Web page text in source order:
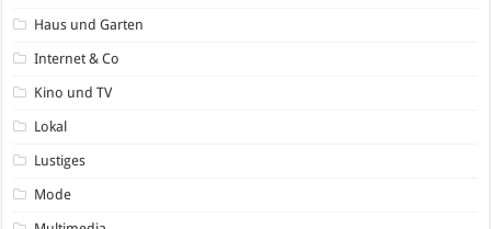
Haus und Garten
Internet & Co
Kino und TV
Lokal
Lustiges
Mode